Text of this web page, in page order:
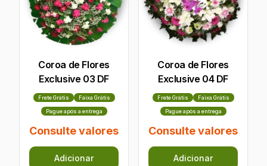
Coroa de Flores
Exclusive 03 DF
Frete Grátis Faixa Grátis
Pague após a entrega
Consulte valores
Adicionar
Coroa de Flores
Exclusive 04 DF
Frete Grátis Faixa Grátis
Pague após a entrega
Consulte valores
Adicionar